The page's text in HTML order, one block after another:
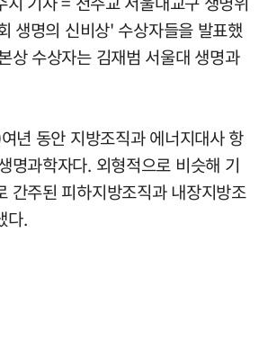
생명의 신비상' 수상자들을 발표했
상 수상자는 김재범 서울대 생명과
년 동안 지방조직과 에너지대사 항
명과학자다. 외형적으로 비슷해 기
간주된 피하지방조직과 내장지방조
다.